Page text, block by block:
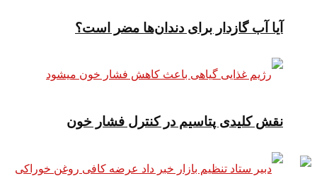
آیا آب گازدار برای دندان‌ها مضر است؟
نقش کلیدی پتاسیم در کنترل فشار خون